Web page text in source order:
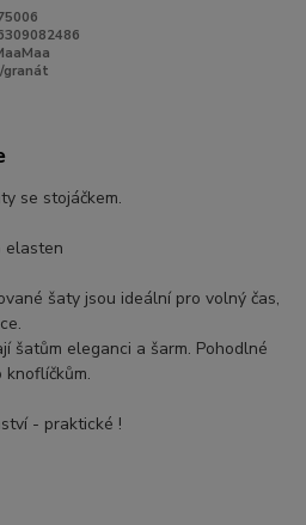
granát
se stojáčkem.
elasten
šaty jsou ideální pro volný čas,
šatům eleganci a šarm. Pohodlné
knoflíčkům.
- praktické !